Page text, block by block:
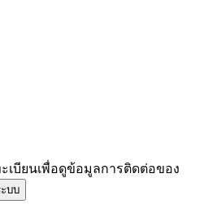
เบียนเพื่อดูข้อมูลการติดต่อของ
บบ